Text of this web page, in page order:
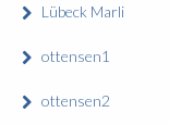
Lübeck Marli
ottensen1
ottensen2